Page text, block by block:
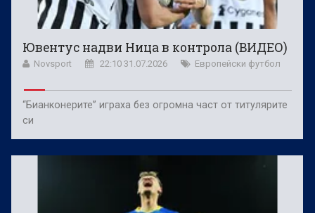
Ювентус надви Ница в контрола (ВИДЕО)
Novsport 22:10 31.07.2026 Европейски футбол
“Бианконерите” играха без огромна част от титулярите
си